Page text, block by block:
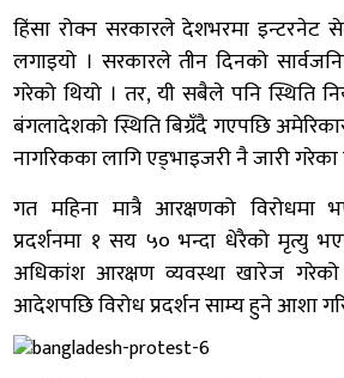
हिंसा रोक्न सरकारले देशभरमा इन्टरनेट
लगाइयो । सरकारले तीन दिनको
गरेको थियो । तर, यी सबैले पनि स्थिति
बंगलादेशको स्थिति बिग्रँदै गएपछि
नागरिकका लागि एड्भाइजरी नै जारी गरेका
गत महिना मात्रै आरक्षणको विरोधमा
प्रदर्शनमा १ सय ५० भन्दा धेरैको मृत्यु
अधिकांश आरक्षण व्यवस्था खारेज गरेको
आदेशपछि विरोध प्रदर्शन साम्य हुने आशा